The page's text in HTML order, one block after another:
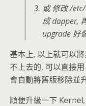
或 修改 /
成 dapper,
upgrade 好
基本上, 以上就可以
不上去的, 可以直接
會自動將舊版移除並
順便升級一下